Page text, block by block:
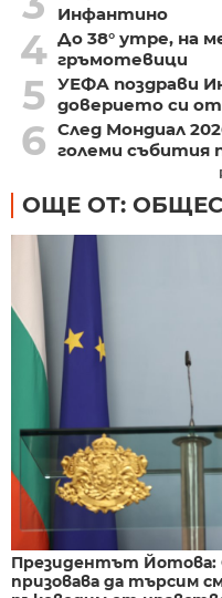
Инфантино
4 До 38° утре, на
гръмотевици
5 УЕФА поздрави
доверието си
6 След Мондиал
големи събития
ОЩЕ ОТ:
Президентът Йотова:
призовава да търсим